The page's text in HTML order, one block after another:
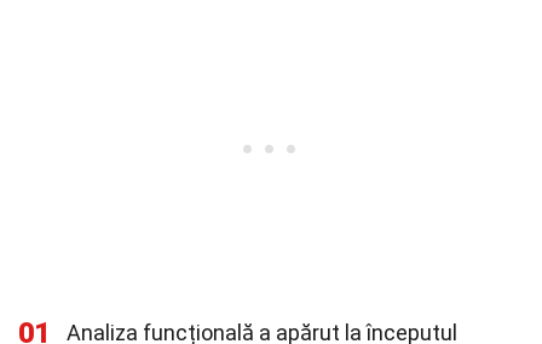
01
Analiza funcțională a apărut la începutul